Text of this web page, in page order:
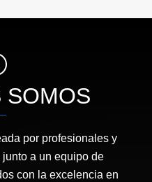
SOMOS
por profesionales y
a un equipo de
con la excelencia en